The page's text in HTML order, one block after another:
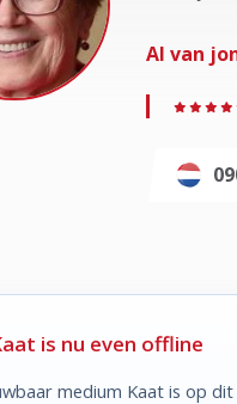
Al van
is nu even offline
medium Kaat is op